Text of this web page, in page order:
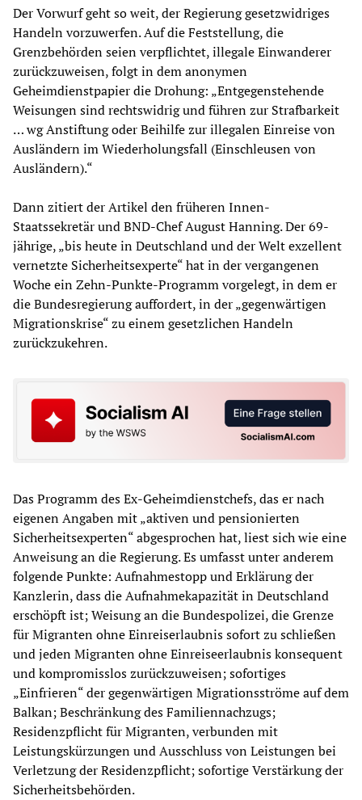
Der Vorwurf geht so weit, der Regierung gesetzwidriges
Handeln vorzuwerfen. Auf die Feststellung, die
Grenzbehörden seien verpflichtet, illegale Einwanderer
zurückzuweisen, folgt in dem anonymen
Geheimdienstpapier die Drohung: „Entgegenstehende
Weisungen sind rechtswidrig und führen zur Strafbarkeit
… wg Anstiftung oder Beihilfe zur illegalen Einreise von
Ausländern im Wiederholungsfall (Einschleusen von
Ausländern).“
Dann zitiert der Artikel den früheren Innen-
Staatssekretär und BND-Chef August Hanning. Der 69-
jährige, „bis heute in Deutschland und der Welt exzellent
vernetzte Sicherheitsexperte“ hat in der vergangenen
Woche ein Zehn-Punkte-Programm vorgelegt, in dem er
die Bundesregierung auffordert, in der „gegenwärtigen
Migrationskrise“ zu einem gesetzlichen Handeln
zurückzukehren.
Das Programm des Ex-Geheimdienstchefs, das er nach
eigenen Angaben mit „aktiven und pensionierten
Sicherheitsexperten“ abgesprochen hat, liest sich wie eine
Anweisung an die Regierung. Es umfasst unter anderem
folgende Punkte: Aufnahmestopp und Erklärung der
Kanzlerin, dass die Aufnahmekapazität in Deutschland
erschöpft ist; Weisung an die Bundespolizei, die Grenze
für Migranten ohne Einreiserlaubnis sofort zu schließen
und jeden Migranten ohne Einreiseerlaubnis konsequent
und kompromisslos zurückzuweisen; sofortiges
„Einfrieren“ der gegenwärtigen Migrationsströme auf dem
Balkan; Beschränkung des Familiennachzugs;
Residenzpflicht für Migranten, verbunden mit
Leistungskürzungen und Ausschluss von Leistungen bei
Verletzung der Residenzpflicht; sofortige Verstärkung der
Sicherheitsbehörden.